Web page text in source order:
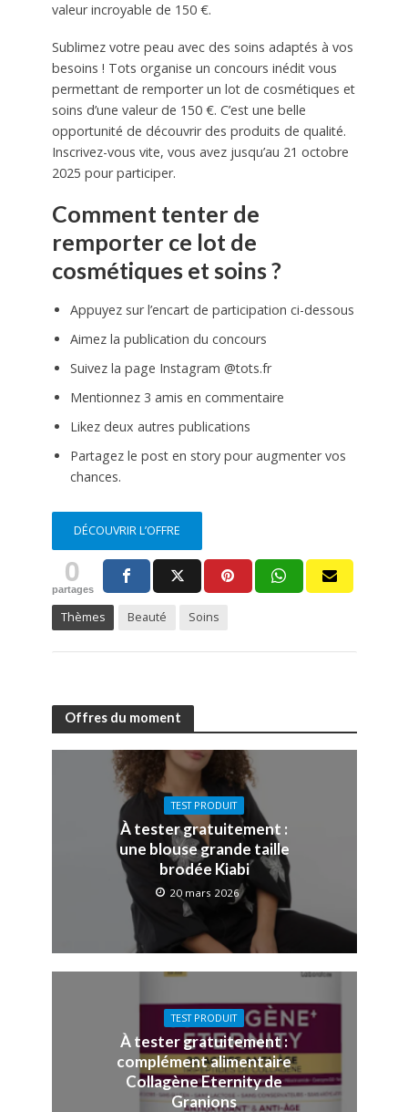
valeur incroyable de 150 €.
Sublimez votre peau avec des soins adaptés à vos
besoins ! Tots organise un concours inédit vous
permettant de remporter un lot de cosmétiques et
soins d’une valeur de 150 €. C’est une belle
opportunité de découvrir des produits de qualité.
Inscrivez-vous vite, vous avez jusqu’au 21 octobre
2025 pour participer.
Comment tenter de
remporter ce lot de
cosmétiques et soins ?
Appuyez sur l’encart de participation ci-dessous
Aimez la publication du concours
Suivez la page Instagram @tots.fr
Mentionnez 3 amis en commentaire
Likez deux autres publications
Partagez le post en story pour augmenter vos
chances.
DÉCOUVRIR L’OFFRE
0
partages
Thèmes Beauté Soins
Offres du moment
TEST PRODUIT
À tester gratuitement :
une blouse grande taille
brodée Kiabi
20 mars 2026
TEST PRODUIT
À tester gratuitement :
complément alimentaire
Collagène Eternity de
Granions